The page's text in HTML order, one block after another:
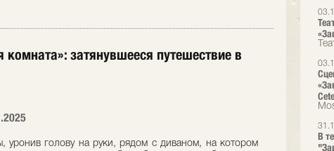
В
комната»: затянувшееся путешествие в
уронив голову на руки, рядом с диваном, на котором